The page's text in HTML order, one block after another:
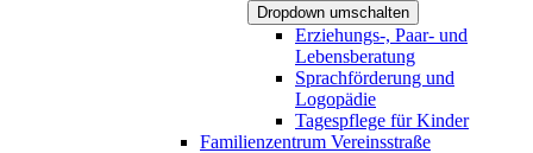
Dropdown umschalten
Erziehungs-, Paar- und
Lebensberatung
Sprachförderung und
Logopädie
Tagespflege für Kinder
Familienzentrum Vereinsstraße